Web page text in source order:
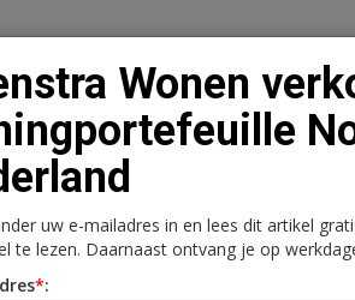
Vacaturebank
Kantoren Retail Logistiek
Wonen
uw e-mailadres in en lees dit artikel
te lezen. Daarnaast ontvang je op
*: